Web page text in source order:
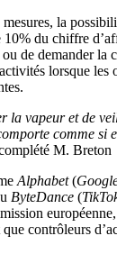
la
10% du chiffre
de demander la
lorsque les
la vapeur et de
comme si
M. Breton
Alphabet(
ByteDance (
contrôleurs